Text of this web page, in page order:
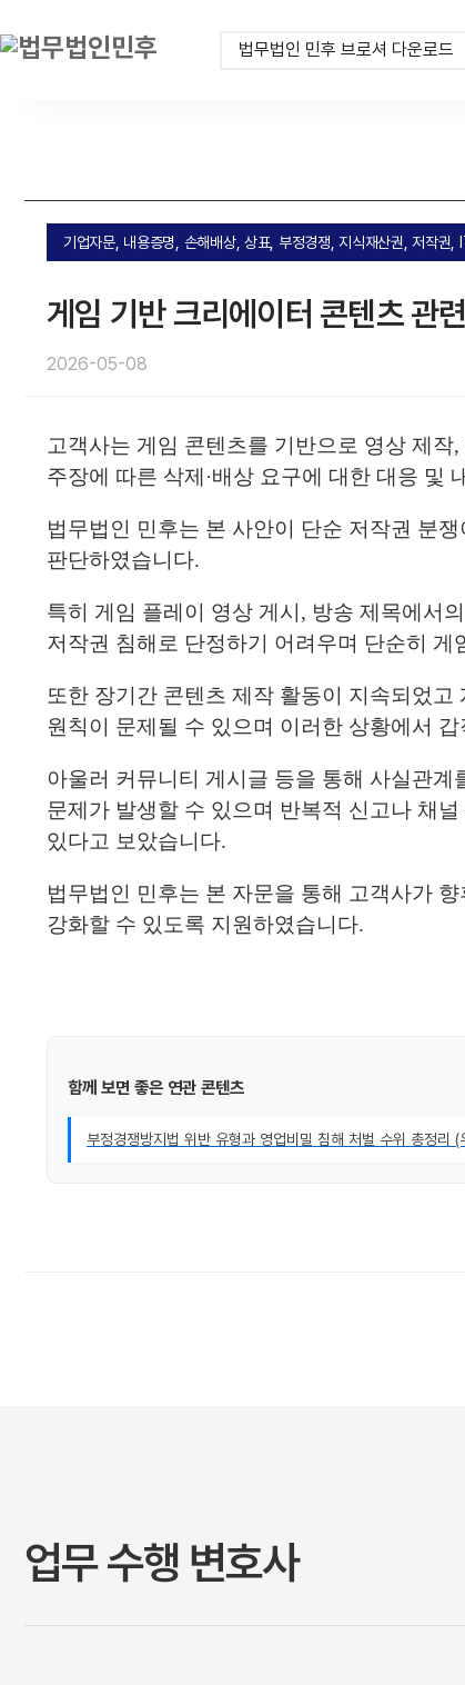
법무법인 민후 브로셔 다운로드
기업자문, 내용증명, 손해배상, 상표, 부정경쟁, 지식재산권, 저작권
게임 기반 크리에이터 콘텐츠 관
2026-05-08
고객사는 게임 콘텐츠를 기반으로 영상 제
주장에 따른 삭제·배상 요구에 대한 대응 및
법무법인 민후는 본 사안이 단순 저작권 분
판단하였습니다.
특히 게임 플레이 영상 게시, 방송 제목에서
저작권 침해로 단정하기 어려우며 단순히
또한 장기간 콘텐츠 제작 활동이 지속되었
원칙이 문제될 수 있으며 이러한 상황에서
아울러 커뮤니티 게시글 등을 통해 사실관
문제가 발생할 수 있으며 반복적 신고나 채
있다고 보았습니다.
법무법인 민후는 본 자문을 통해 고객사가
강화할 수 있도록 지원하였습니다.
함께 보면 좋은 연관 콘텐츠
부정경쟁방지법 위반 유형과 영업비밀 침해 처벌 수위 총정리
업무 수행 변호사